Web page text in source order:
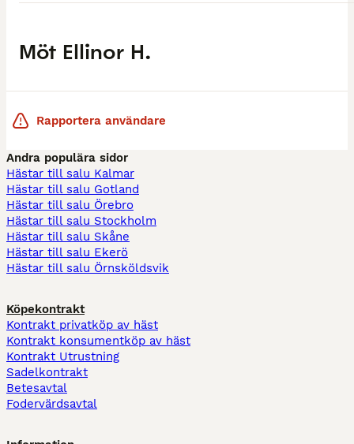
Möt Ellinor H.
Rapportera användare
Andra populära sidor
Hästar till salu Kalmar
Hästar till salu Gotland
Hästar till salu Örebro
Hästar till salu Stockholm
Hästar till salu Skåne
Hästar till salu Ekerö
Hästar till salu Örnsköldsvik
Köpekontrakt
Kontrakt privatköp av häst
Kontrakt konsumentköp av häst
Kontrakt Utrustning
Sadelkontrakt
Betesavtal
Fodervärdsavtal